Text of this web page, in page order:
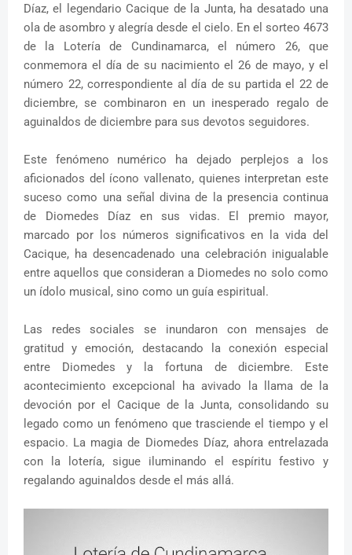
Díaz, el legendario Cacique de la Junta, ha desatado una
ola de asombro y alegría desde el cielo. En el sorteo 4673
de la Lotería de Cundinamarca, el número 26, que
conmemora el día de su nacimiento el 26 de mayo, y el
número 22, correspondiente al día de su partida el 22 de
diciembre, se combinaron en un inesperado regalo de
aguinaldos de diciembre para sus devotos seguidores.
Este fenómeno numérico ha dejado perplejos a los
aficionados del ícono vallenato, quienes interpretan este
suceso como una señal divina de la presencia continua
de Diomedes Díaz en sus vidas. El premio mayor,
marcado por los números significativos en la vida del
Cacique, ha desencadenado una celebración inigualable
entre aquellos que consideran a Diomedes no solo como
un ídolo musical, sino como un guía espiritual.
Las redes sociales se inundaron con mensajes de
gratitud y emoción, destacando la conexión especial
entre Diomedes y la fortuna de diciembre. Este
acontecimiento excepcional ha avivado la llama de la
devoción por el Cacique de la Junta, consolidando su
legado como un fenómeno que trasciende el tiempo y el
espacio. La magia de Diomedes Díaz, ahora entrelazada
con la lotería, sigue iluminando el espíritu festivo y
regalando aguinaldos desde el más allá.